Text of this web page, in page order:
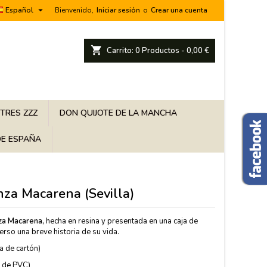
Bienvenido, Iniciar sesión o Crear una cuenta
Español 
shopping_cart Carrito: 0 Productos - 0,00 €
ZZZ DON QUIJOTE DE LA MANCHA
ESPAÑA
Macarena (Sevilla)
Macarena, hecha en resina y presentada en una caja de
una breve historia de su vida.
de cartón)